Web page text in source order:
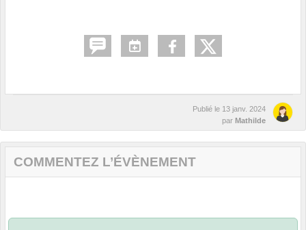
Publié le 13 janv. 2024
par Mathilde
COMMENTEZ L’ÉVÈNEMENT